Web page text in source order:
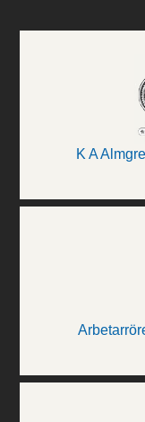
K A